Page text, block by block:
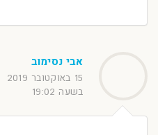
אבי נסימוב
15 באוקטובר 2019
בשעה 19:02